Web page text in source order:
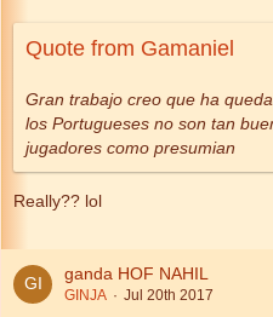
Quote from Gamaniel
Gran trabajo creo que ha
los Portugueses no son tan
jugadores como presumian
Really?? lol
ganda HOF NAHIL
GINJA Jul 20th 2017